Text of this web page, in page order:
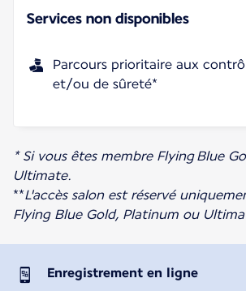
Services non disponibles
Parcours prioritaire aux
et/ou de sûreté*
* Si vous êtes membre Flying Blue
Ultimate.
**L'accès salon est réservé
Flying Blue Gold, Platinum ou
Enregistrement en ligne